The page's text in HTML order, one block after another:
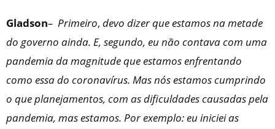
Gladson– Primeiro, devo dizer que estamos na metade
do governo ainda. E, segundo, eu não contava com uma
pandemia da magnitude que estamos enfrentando
como essa do coronavírus. Mas nós estamos cumprindo
o que planejamentos, com as dificuldades causadas pela
pandemia, mas estamos. Por exemplo: eu iniciei as